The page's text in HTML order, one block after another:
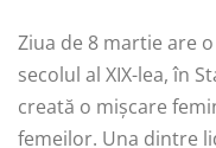
Ziua de 8 martie are
secolul al XIX-lea, în
creată o mișcare
femeilor. Una dintre